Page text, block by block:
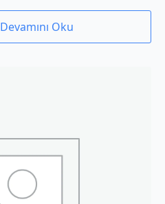
Devamını Oku